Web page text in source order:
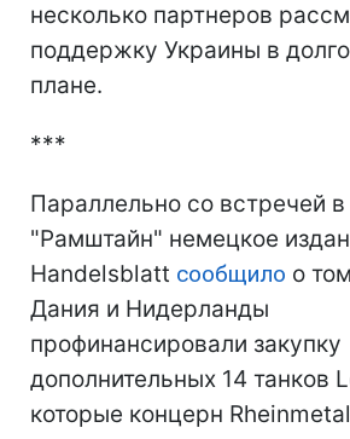
несколько партнеров
поддержку Украины в
плане.
***
Параллельно со встречей
"Рамштайн" немецкое
Handelsblatt сообщило о
Дания и Нидерланды
профинансировали закупку
дополнительных 14 танков
которые концерн